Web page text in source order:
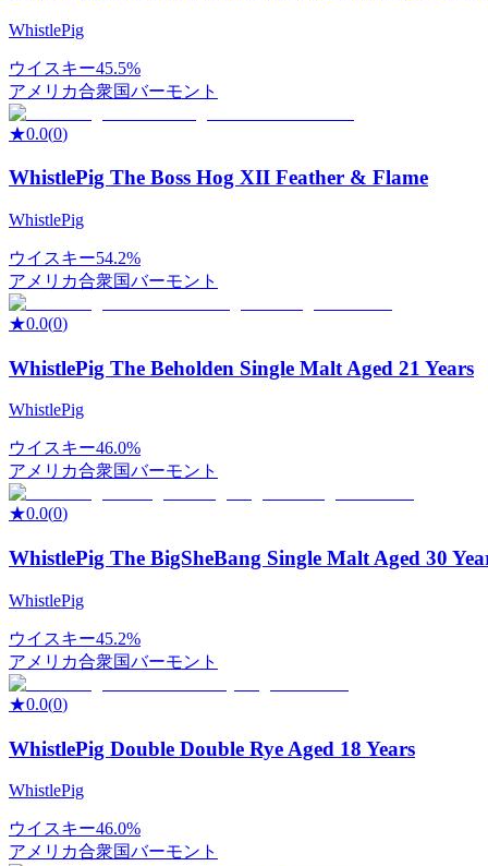
WhistlePig
ウイスキー45.5%
アメリカ合衆国バーモント
★0.0(0)
WhistlePig The Boss Hog XII Feather & Flame
WhistlePig
ウイスキー54.2%
アメリカ合衆国バーモント
★0.0(0)
WhistlePig The Beholden Single Malt Aged 21 Years
WhistlePig
ウイスキー46.0%
アメリカ合衆国バーモント
★0.0(0)
WhistlePig The BigSheBang Single Malt Aged 30
WhistlePig
ウイスキー45.2%
アメリカ合衆国バーモント
★0.0(0)
WhistlePig Double Double Rye Aged 18 Years
WhistlePig
ウイスキー46.0%
アメリカ合衆国バーモント